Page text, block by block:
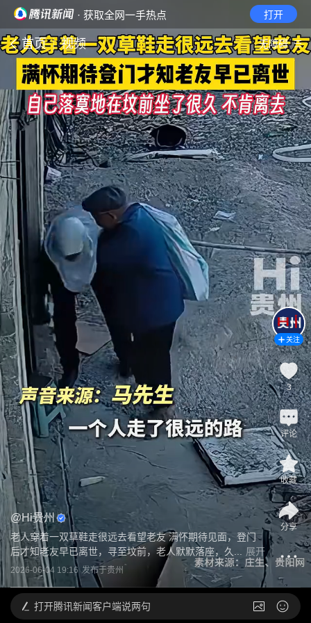
· 获取全网一手热点 打开
首页 视频 无障碍
@Hi贵州
老人穿着一双草鞋走很远去看望老友 满怀期待见面，登门
后才知老友早已离世，寻至坟前，老人默默落座，久...
展开
2026-06-04 19:16 发布于贵州
关注
3
评论
收藏
分享
打开腾讯新闻客户端说两句